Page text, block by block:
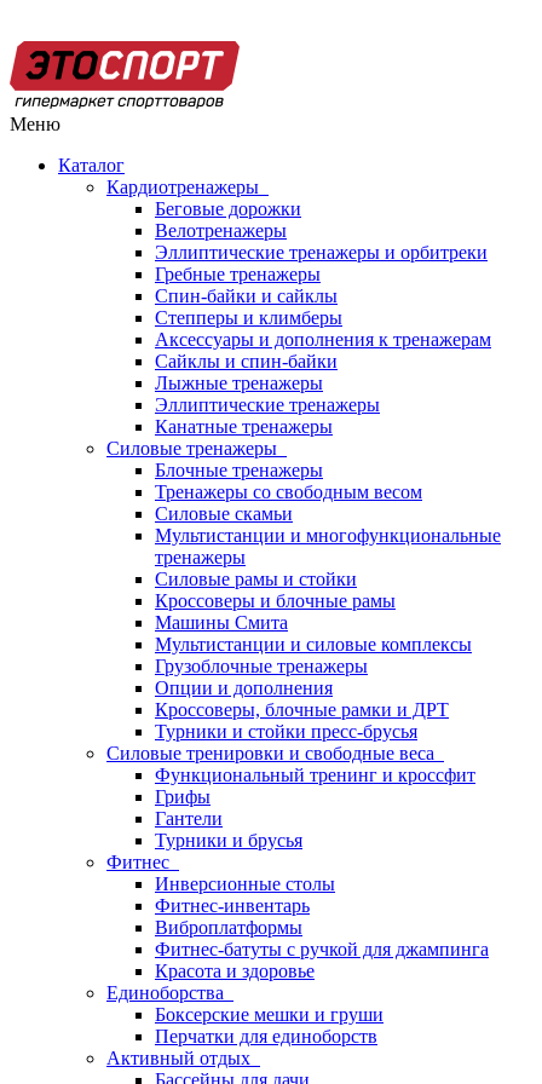
Меню
Каталог
Кардиотренажеры
Беговые дорожки
Велотренажеры
Эллиптические тренажеры и орбитреки
Гребные тренажеры
Спин-байки и сайклы
Степперы и климберы
Аксессуары и дополнения к тренажерам
Сайклы и спин-байки
Лыжные тренажеры
Эллиптические тренажеры
Канатные тренажеры
Силовые тренажеры
Блочные тренажеры
Тренажеры со свободным весом
Силовые скамьи
Мультистанции и многофункциональные
тренажеры
Силовые рамы и стойки
Кроссоверы и блочные рамы
Машины Смита
Мультистанции и силовые комплексы
Грузоблочные тренажеры
Опции и дополнения
Кроссоверы, блочные рамки и ДРТ
Турники и стойки пресс-брусья
Силовые тренировки и свободные веса
Функциональный тренинг и кроссфит
Грифы
Гантели
Турники и брусья
Фитнес
Инверсионные столы
Фитнес-инвентарь
Виброплатформы
Фитнес-батуты с ручкой для джампинга
Красота и здоровье
Единоборства
Боксерские мешки и груши
Перчатки для единоборств
Активный отдых
Бассейны для дачи